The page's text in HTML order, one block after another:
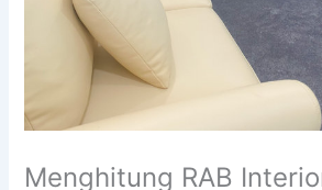
Menghitung RAB